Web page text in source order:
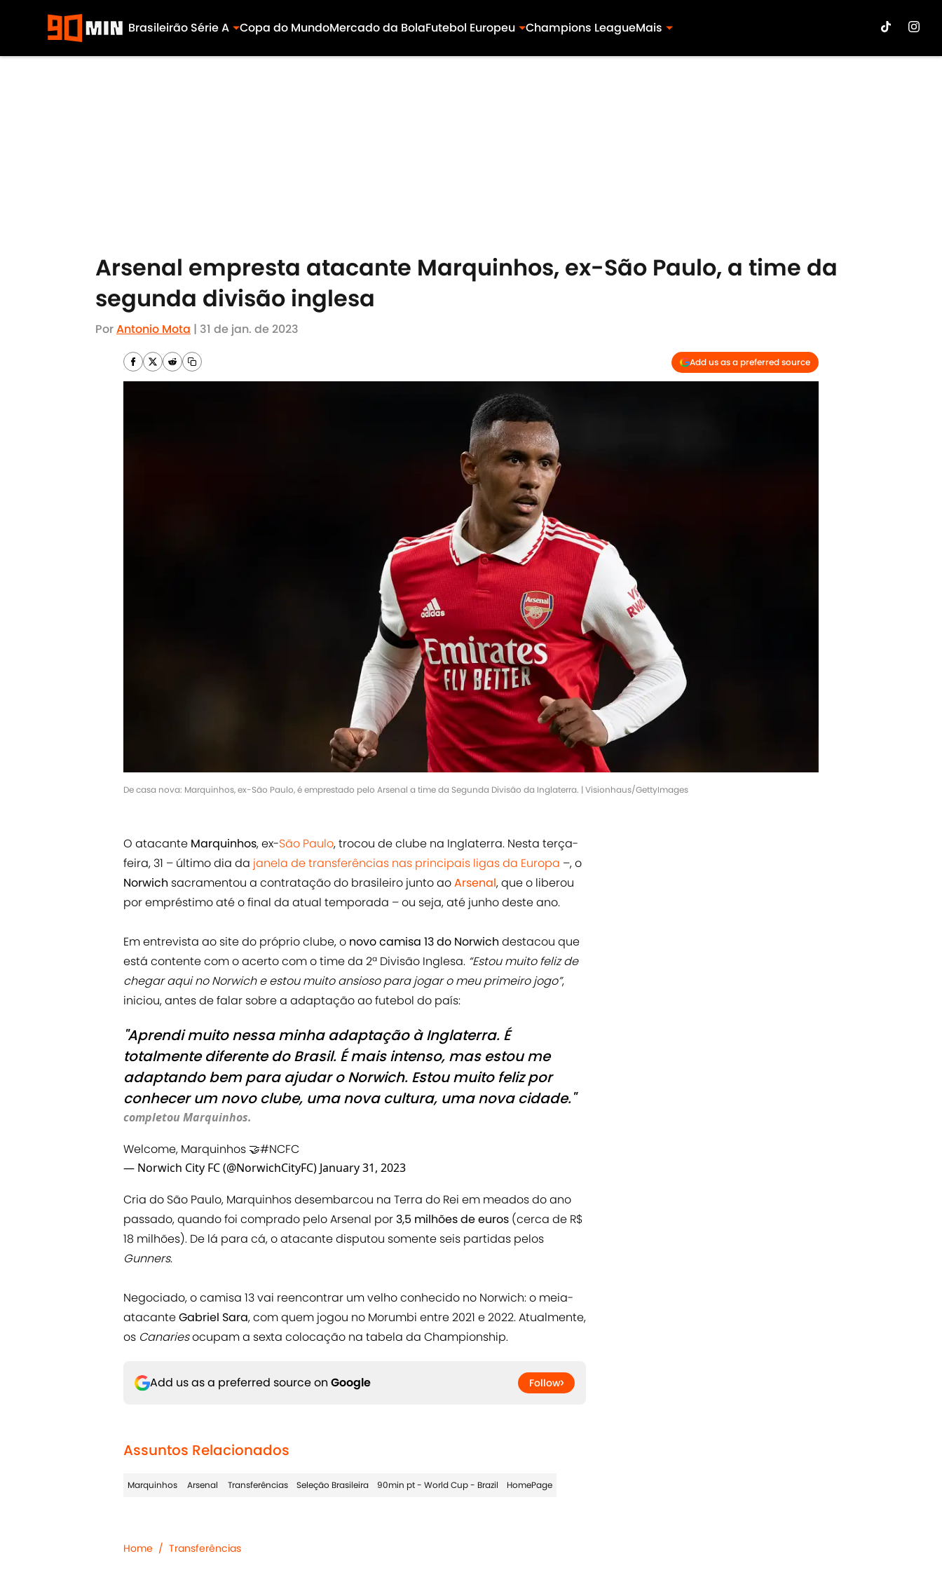
Brasileirão Série A Copa do MundoMercado da BolaFutebol Europeu Champions LeagueMais
Arsenal empresta atacante Marquinhos, ex-São Paulo, a time da
segunda divisão inglesa
PorAntonio Mota | 31 de jan. de 2023
Add us as a preferred source
De casa nova: Marquinhos, ex-São Paulo, é emprestado pelo Arsenal a time da Segunda Divisão da Inglaterra. | Visionhaus/GettyImages
O atacante Marquinhos, ex-São Paulo, trocou de clube na Inglaterra. Nesta terça-
feira, 31 – último dia da janela de transferências nas principais ligas da Europa –, o
Norwich sacramentou a contratação do brasileiro junto aoArsenal, que o liberou
por empréstimo até o final da atual temporada – ou seja, até junho deste ano.
Em entrevista ao site do próprio clube, o novo camisa 13 do Norwich destacou que
está contente com o acerto com o time da 2ª Divisão Inglesa. “Estou muito feliz de
chegar aqui no Norwich e estou muito ansioso para jogar o meu primeiro jogo”,
iniciou, antes de falar sobre a adaptação ao futebol do país:
"Aprendi muito nessa minha adaptação à Inglaterra. É
totalmente diferente do Brasil. É mais intenso, mas estou me
adaptando bem para ajudar o Norwich. Estou muito feliz por
conhecer um novo clube, uma nova cultura, uma nova cidade."
completou Marquinhos.
Welcome, Marquinhos 🤝#NCFC
— Norwich City FC (@NorwichCityFC) January 31, 2023
Cria do São Paulo, Marquinhos desembarcou na Terra do Rei em meados do ano
passado, quando foi comprado pelo Arsenal por 3,5 milhões de euros (cerca de R$
18 milhões). De lá para cá, o atacante disputou somente seis partidas pelos
Gunners.
Negociado, o camisa 13 vai reencontrar um velho conhecido no Norwich: o meia-
atacanteGabriel Sara, com quem jogou no Morumbi entre 2021 e 2022. Atualmente,
os Canariesocupam a sexta colocação na tabela da Championship.
Add us as a preferred source on Google Follow
Assuntos Relacionados
Marquinhos Arsenal Transferências Seleção Brasileira 90min pt - World Cup - Brazil HomePage
Home / Transferências